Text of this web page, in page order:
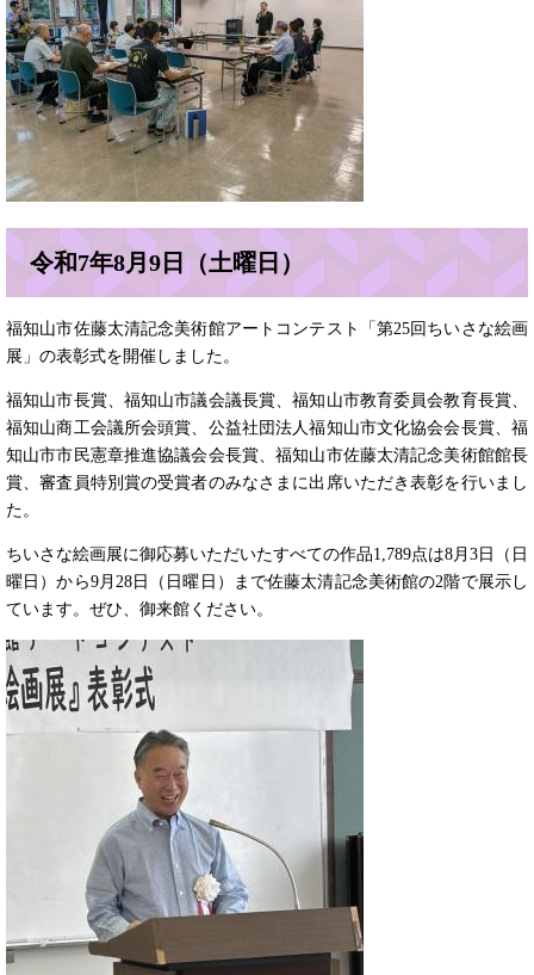
令和7年8月9日（土曜日）
福知山市佐藤太清記念美術館アートコンテスト「第25回ちいさな絵画
展」の表彰式を開催しました。
福知山市長賞、福知山市議会議長賞、福知山市教育委員会教育長賞、
福知山商工会議所会頭賞、公益社団法人福知山市文化協会会長賞、福
知山市市民憲章推進協議会会長賞、福知山市佐藤太清記念美術館館長
賞、審査員特別賞の受賞者のみなさまに出席いただき表彰を行いまし
た。
ちいさな絵画展に御応募いただいたすべての作品1,789点は8月3日（日
曜日）から9月28日（日曜日）まで佐藤太清記念美術館の2階で展示し
ています。ぜひ、御来館ください。